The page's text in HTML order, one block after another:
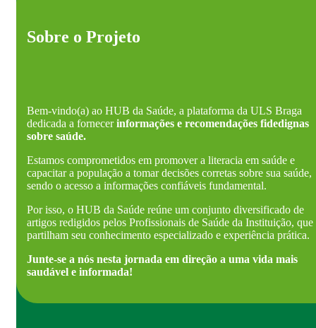
Sobre o Projeto
Bem-vindo(a) ao HUB da Saúde, a plataforma da ULS Braga
dedicada a fornecerinformações e recomendações fidedignas
sobre saúde.
Estamos comprometidos em promover a literacia em saúde e
capacitar a população a tomar decisões corretas sobre sua saúde,
sendo o acesso a informações confiáveis fundamental.
Por isso, o HUB da Saúde reúne um conjunto diversificado de
artigos redigidos pelos Profissionais de Saúde da Instituição, que
partilham seu conhecimento especializado e experiência prática.
Junte-se a nós nesta jornada em direção a uma vida mais
saudável e informada!